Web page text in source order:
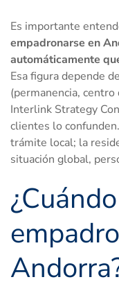
Es importante
empadronarse en
automáticamente
Esa figura depende
(permanencia,
Interlink Strategy
clientes lo
trámite local; la
situación global,